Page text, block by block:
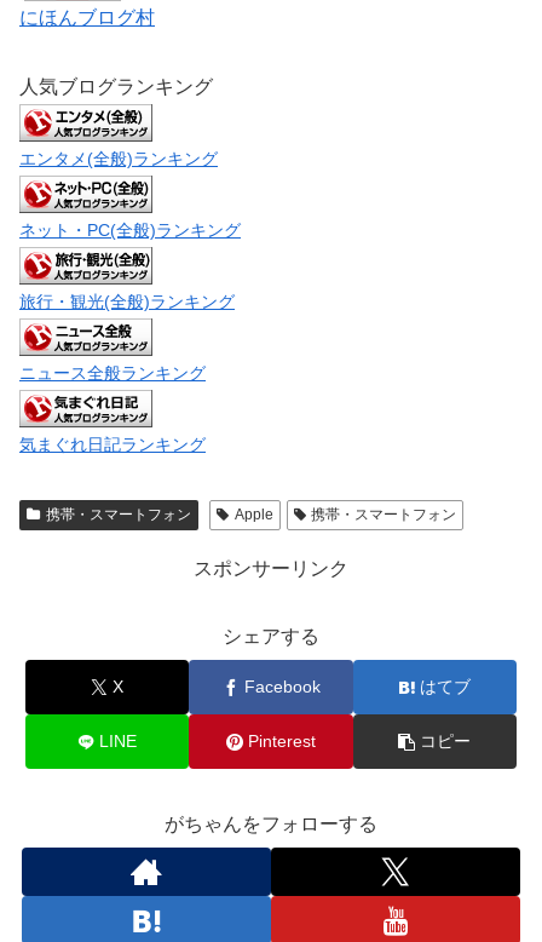
にほんブログ村
人気ブログランキング
エンタメ(全般)ランキング
ネット・PC(全般)ランキング
旅行・観光(全般)ランキング
ニュース全般ランキング
気まぐれ日記ランキング
携帯・スマートフォン Apple 携帯・スマートフォン
スポンサーリンク
シェアする
X Facebook はてブ
LINE Pinterest コピー
がちゃんをフォローする